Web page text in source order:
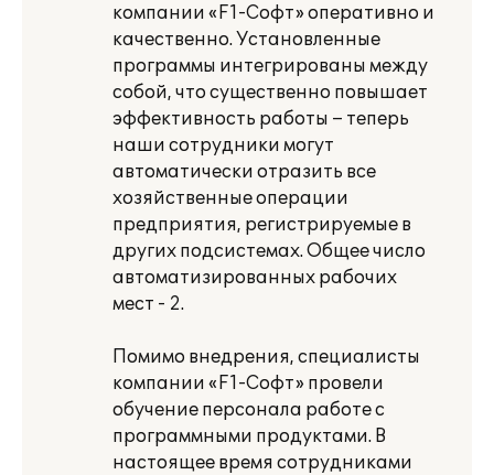
компании «F1-Софт» оперативно и
качественно. Установленные
программы интегрированы между
собой, что существенно повышает
эффективность работы – теперь
наши сотрудники могут
автоматически отразить все
хозяйственные операции
предприятия, регистрируемые в
других подсистемах. Общее число
автоматизированных рабочих
мест - 2.
Помимо внедрения, специалисты
компании «F1-Софт» провели
обучение персонала работе с
программными продуктами. В
настоящее время сотрудниками